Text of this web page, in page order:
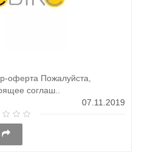
оферта Пожалуйста,
соглаш..
07.11.2019